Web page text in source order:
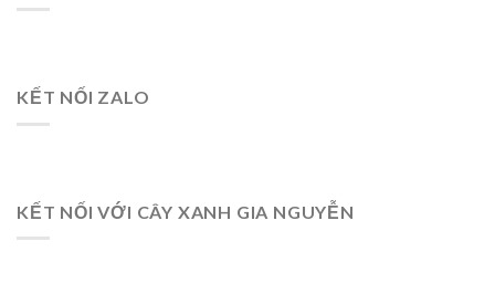
KẾT NỐI ZALO
KẾT NỐI VỚI CÂY XANH GIA NGUYỄN